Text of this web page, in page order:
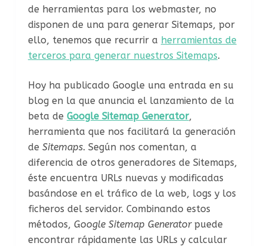
de herramientas para los webmaster, no
disponen de una para generar Sitemaps, por
ello, tenemos que recurrir a herramientas de
terceros para generar nuestros Sitemaps.
Hoy ha publicado Google una entrada en su
blog en la que anuncia el lanzamiento de la
beta de Google Sitemap Generator,
herramienta que nos facilitará la generación
de Sitemaps. Según nos comentan, a
diferencia de otros generadores de Sitemaps,
éste encuentra URLs nuevas y modificadas
basándose en el tráfico de la web, logs y los
ficheros del servidor. Combinando estos
métodos, Google Sitemap Generatorpuede
encontrar rápidamente las URLs y calcular